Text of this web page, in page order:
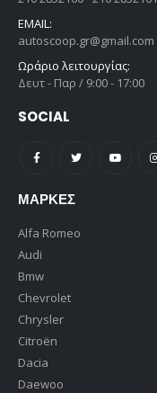
EMAIL:
autoscoop.gr@gmail.com
Ωράριο λειτουργίας:
Δευτ - Παρ / 9:00 - 17:00
SOCIAL
ΜΆΡΚΕΣ
Alfa Romeo
Audi
Bmw
Chevrolet
Chrysler
Citroën
Dacia
Daewoo